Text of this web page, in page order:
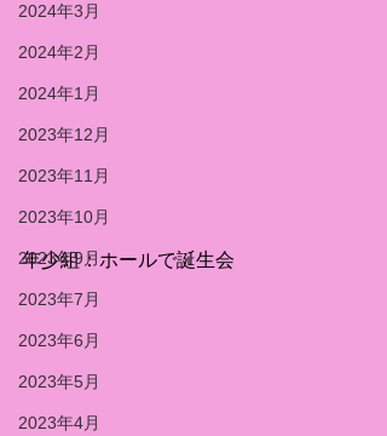
2024年3月
2024年2月
2024年1月
2023年12月
2023年11月
2023年10月
2023年9月
2023年7月
2023年6月
2023年5月
2023年4月
年少組：ホールで誕生会